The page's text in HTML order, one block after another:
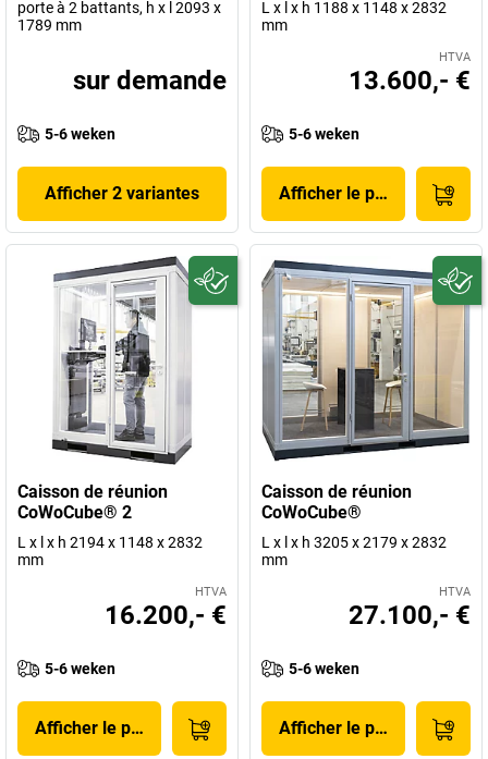
porte à 2 battants, h x l 2093 x
1789 mm
sur demande
5-6 weken
Afficher 2 variantes
L x l x h 1188 x 1148 x 2832
mm
HTVA
13.600,- €
5-6 weken
Afficher le produit
Caisson de réunion
CoWoCube® 2
L x l x h 2194 x 1148 x 2832
mm
HTVA
16.200,- €
5-6 weken
Afficher le produit
Caisson de réunion
CoWoCube®
L x l x h 3205 x 2179 x 2832
mm
HTVA
27.100,- €
5-6 weken
Afficher le produit